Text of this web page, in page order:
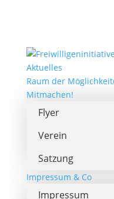
Aktuelles
Raum der
Mitmachen!
Flyer
Verein
Satzung
Impressum & Co
Impressum